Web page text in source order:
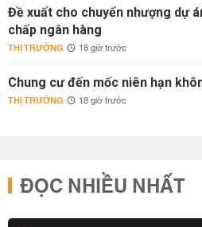
Đề xuất cho chuyển nhượng dự
chấp ngân hàng
THỊ TRƯỜNG 18 giờ trước
Chung cư đến mốc niên hạn
THỊ TRƯỜNG 18 giờ trước
ĐỌC NHIỀU NHẤT